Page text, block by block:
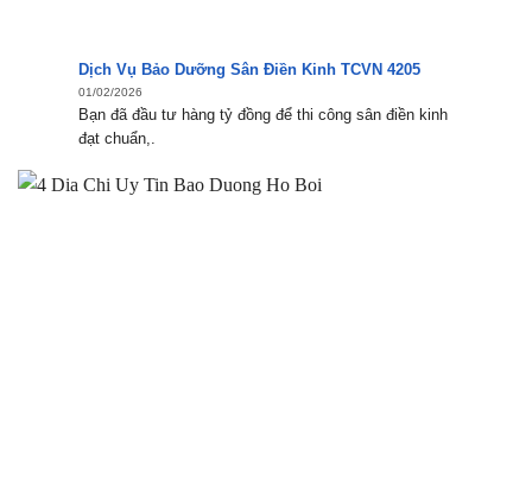
Dịch Vụ Bảo Dưỡng Sân Điền Kinh TCVN 4205
01/02/2026
Bạn đã đầu tư hàng tỷ đồng để thi công sân điền kinh
đạt chuẩn,.